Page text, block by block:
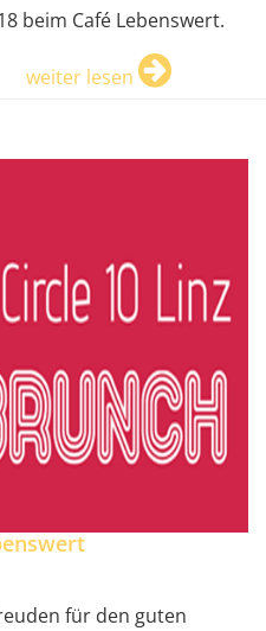
beim Café Lebenswert.
weiter lesen
für den guten